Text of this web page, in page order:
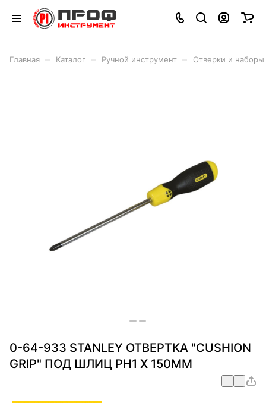
Главная Каталог Ручной инструмент Отверки и наборы
0-64-933 STANLEY ОТВЕРТКА "CUSHION
GRIP" ПОД ШЛИЦ PH1 Х 150ММ